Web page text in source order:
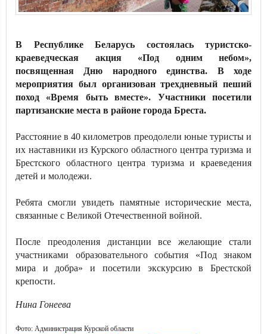
В Республике Беларусь состоялась туристско-
краеведческая акция «Под одним небом»,
посвященная Дню народного единства. В ходе
мероприятия был организован трехдневный пеший
поход «Время быть вместе». Участники посетили
партизанские места в районе города Бреста.
Расстояние в 40 километров преодолели юные туристы и
их наставники из Курского областного центра туризма и
Брестского областного центра туризма и краеведения
детей и молодежи.
Ребята смогли увидеть памятные исторические места,
связанные с Великой Отечественной войной.
После преодоления дистанции все желающие стали
участниками образовательного события «Под знаком
мира и добра» и посетили экскурсию в Брестской
крепости.
Нина Гонеева
Фото: Администрация Курской области